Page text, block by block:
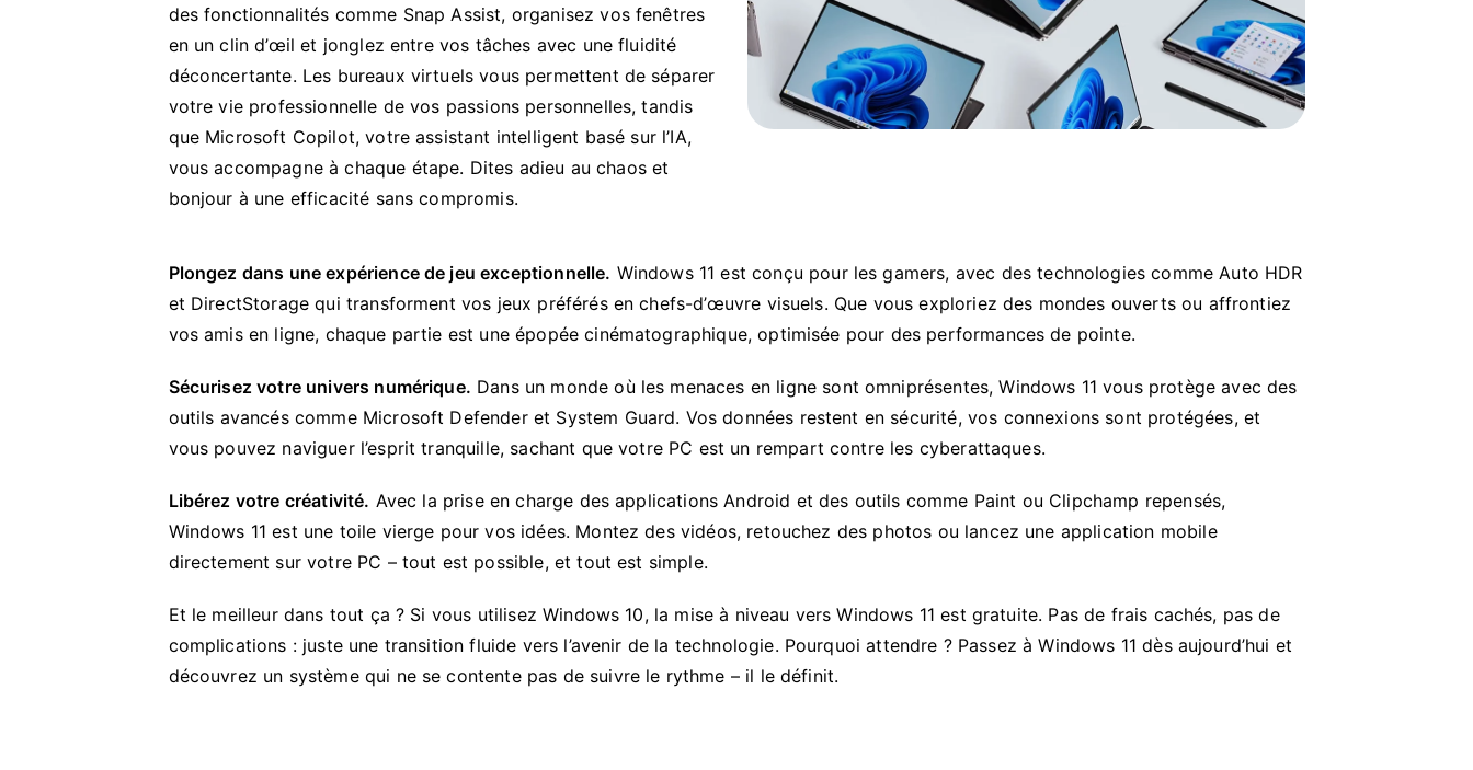
des fonctionnalités comme Snap Assist, organisez vos fenêtres
en un clin d’œil et jonglez entre vos tâches avec une fluidité
déconcertante. Les bureaux virtuels vous permettent de séparer
votre vie professionnelle de vos passions personnelles, tandis
que Microsoft Copilot, votre assistant intelligent basé sur l’IA,
vous accompagne à chaque étape. Dites adieu au chaos et
bonjour à une efficacité sans compromis.
Plongez dans une expérience de jeu exceptionnelle. Windows 11 est conçu pour les gamers, avec des technologies comme Auto HDR
et DirectStorage qui transforment vos jeux préférés en chefs-d’œuvre visuels. Que vous exploriez des mondes ouverts ou affrontiez
vos amis en ligne, chaque partie est une épopée cinématographique, optimisée pour des performances de pointe.
Sécurisez votre univers numérique. Dans un monde où les menaces en ligne sont omniprésentes, Windows 11 vous protège avec des
outils avancés comme Microsoft Defender et System Guard. Vos données restent en sécurité, vos connexions sont protégées, et
vous pouvez naviguer l’esprit tranquille, sachant que votre PC est un rempart contre les cyberattaques.
Libérez votre créativité. Avec la prise en charge des applications Android et des outils comme Paint ou Clipchamp repensés,
Windows 11 est une toile vierge pour vos idées. Montez des vidéos, retouchez des photos ou lancez une application mobile
directement sur votre PC – tout est possible, et tout est simple.
Et le meilleur dans tout ça ? Si vous utilisez Windows 10, la mise à niveau vers Windows 11 est gratuite. Pas de frais cachés, pas de
complications : juste une transition fluide vers l’avenir de la technologie. Pourquoi attendre ? Passez à Windows 11 dès aujourd’hui et
découvrez un système qui ne se contente pas de suivre le rythme – il le définit.